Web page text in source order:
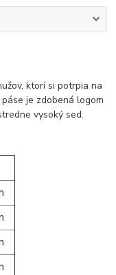
ktorí si potrpia na
je zdobená logom
vysoký sed.